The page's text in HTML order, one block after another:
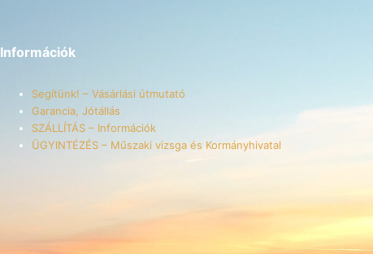
Információk
Segítünk! – Vásárlási útmutató
Garancia, Jótállás
SZÁLLÍTÁS – Információk
ÜGYINTÉZÉS – Műszaki vizsga és Kormányhivatal